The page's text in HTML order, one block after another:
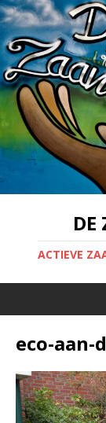
DE
ACTIEVE
eco-aan-